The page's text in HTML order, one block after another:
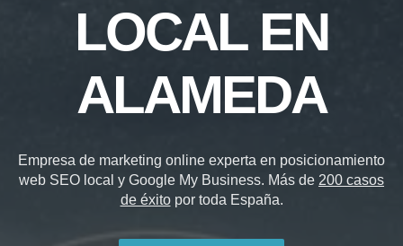
LOCAL EN
ALAMEDA
Empresa de marketing online experta en posicionamiento
web SEO local y Google My Business. Más de 200 casos
de éxitopor toda España.